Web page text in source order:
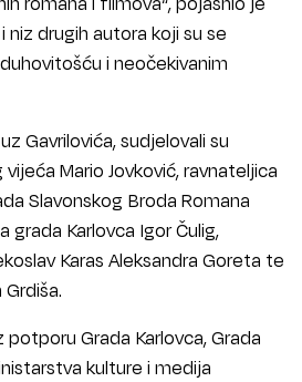
niz drugih autora koji su se
i neočekivanim
Gavrilovića, sudjelovali su
Mario Jovković, ravnateljica
Slavonskog Broda Romana
grada Karlovca Igor Čulig,
Karas Aleksandra Goreta te
Grada Karlovca, Grada
kulture i medija